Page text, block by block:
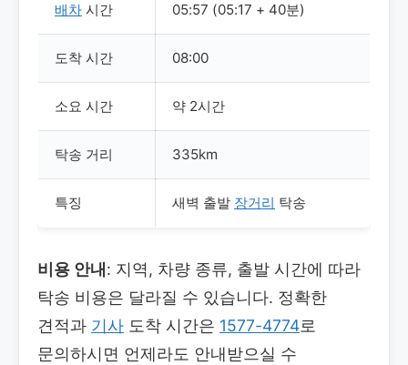
배차 시간 05:57 (05:17 + 40분)
도착 시간 08:00
소요 시간 약 2시간
탁송 거리 335km
특징 새벽 출발 장거리 탁송
비용 안내 : 지역, 차량 종류, 출발 시간에 따라
탁송 비용은 달라질 수 있습니다. 정확한
견적과 기사 도착 시간은 1577-4774로
문의하시면 언제라도 안내받으실 수